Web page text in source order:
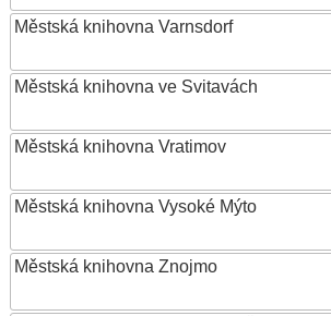
Městská knihovna Varnsdorf
Městská knihovna ve Svitavách
Městská knihovna Vratimov
Městská knihovna Vysoké Mýto
Městská knihovna Znojmo